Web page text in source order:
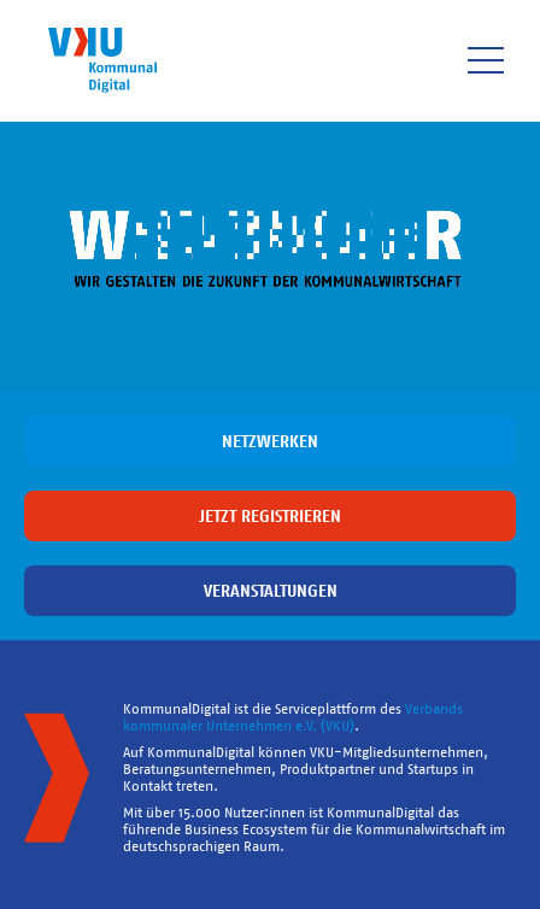
NETZWERKEN
JETZT REGISTRIEREN
VERANSTALTUNGEN
KommunalDigital ist die Serviceplattform des Verbands
kommunaler Unternehmen e.V. (VKU).
Auf KommunalDigital können VKU-Mitgliedsunternehmen,
Beratungsunternehmen, Produktpartner und Startups in
Kontakt treten.
Mit über 15.000 Nutzer:innen ist KommunalDigital das
führende Business Ecosystem für die Kommunalwirtschaft im
deutschsprachigen Raum.